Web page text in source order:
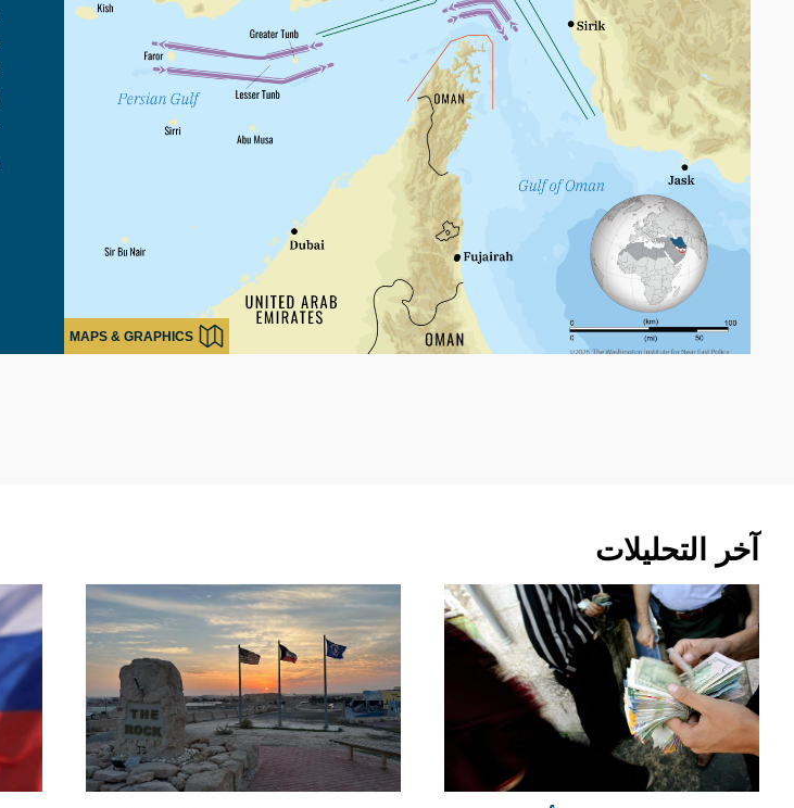
MAPS & GRAPHICS
آخر التحليلات